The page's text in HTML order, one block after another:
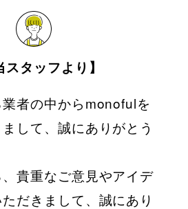
スタッフより】
者の中からmonofulを
して、誠にありがとう
貴重なご意見やアイデ
だきまして、誠にあり